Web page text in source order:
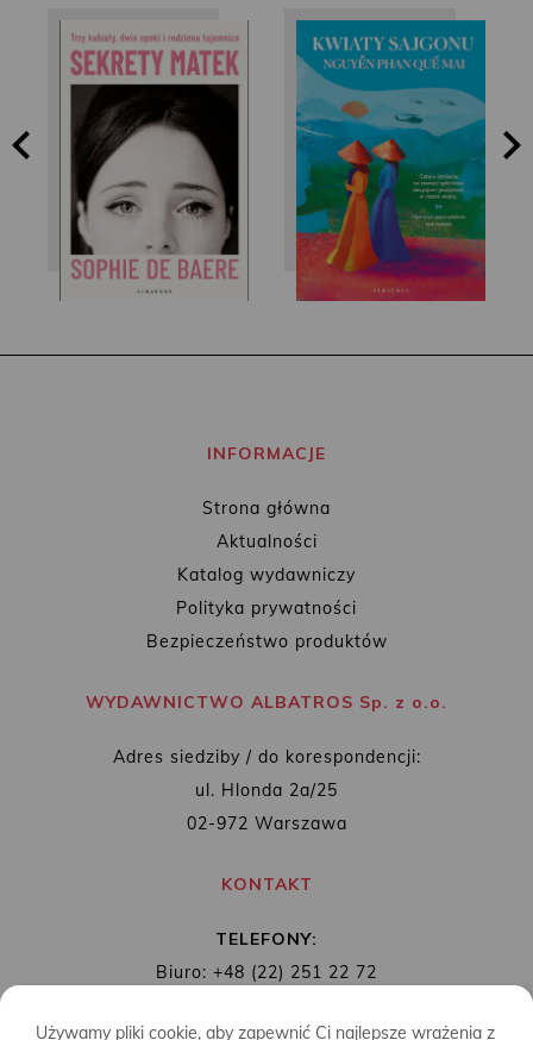
Sophie de Baere
Nguyễn Phan Quế
Mai
INFORMACJE
Strona główna
Aktualności
Katalog wydawniczy
Polityka prywatności
Bezpieczeństwo produktów
WYDAWNICTWO ALBATROS Sp. z o.o.
Adres siedziby / do korespondencji:
ul. Hlonda 2a/25
02-972 Warszawa
KONTAKT
TELEFONY:
Biuro: +48 (22) 251 22 72
Używamy pliki cookie, aby zapewnić Ci najlepsze wrażenia z